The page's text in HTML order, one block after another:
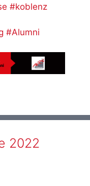
#koblenz
#Alumni
2022